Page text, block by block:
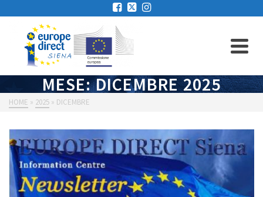
MESE: DICEMBRE 2025
HOME » 2025 » DICEMBRE